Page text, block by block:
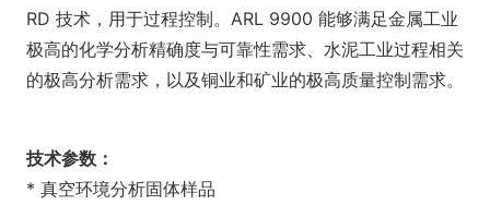
RD 技术，用于过程控制。ARL 9900 能够满足金属工业
极高的化学分析精确度与可靠性需求、水泥工业过程相关
的极高分析需求，以及铜业和矿业的极高质量控制需求。
技术参数：
* 真空环境分析固体样品